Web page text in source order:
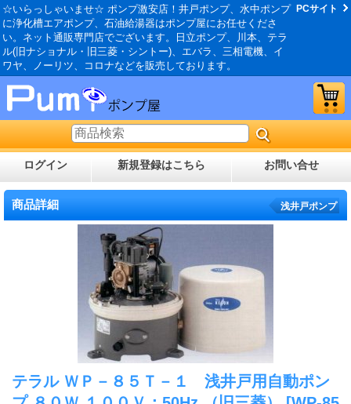
☆いらっしゃいませ☆ ポンプ激安店！井戸ポンプ、水中ポンプ
に浄化槽エアポンプ、石油給湯器はポンプ屋にお任せくださ
い。ネット通販専門店でございます。日立ポンプ、川本、テラ
ル(旧ナショナル・旧三菱・シントー)、エバラ、三相電機、イ
ワヤ、ノーリツ、コロナなどを販売しております。
PCサイト
ログイン 新規登録はこちら お問い合せ
商品詳細 浅井戸ポンプ
テラル ＷＰ－８５Ｔ－１ 浅井戸用自動ポン